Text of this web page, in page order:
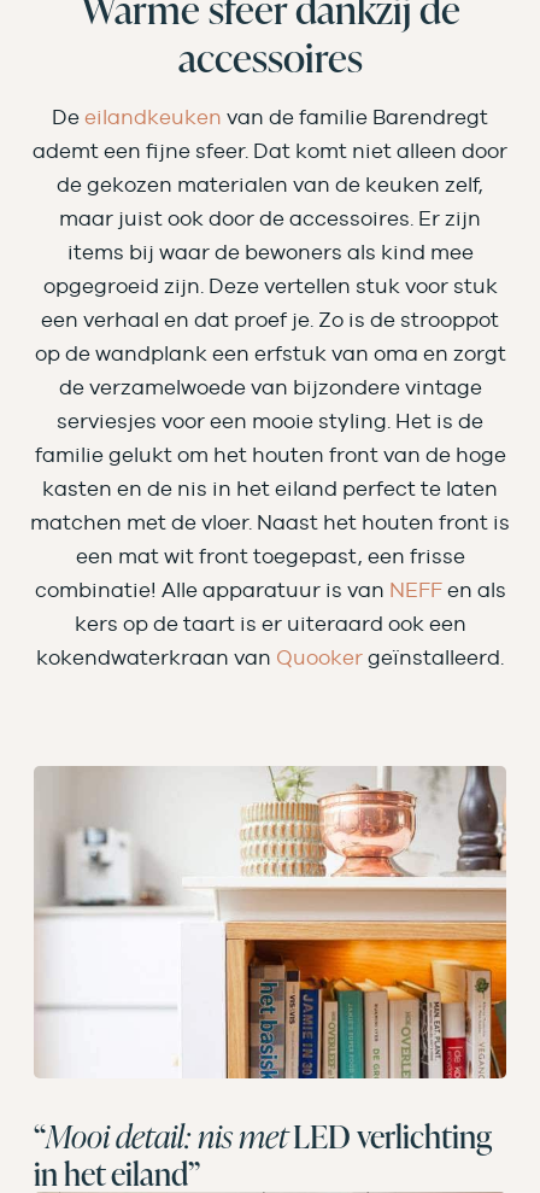
accessoires
De eilandkeuken van de familie Barendregt
ademt een fijne sfeer. Dat komt niet alleen door
de gekozen materialen van de keuken zelf,
maar juist ook door de accessoires. Er zijn
items bij waar de bewoners als kind mee
opgegroeid zijn. Deze vertellen stuk voor stuk
een verhaal en dat proef je. Zo is de strooppot
op de wandplank een erfstuk van oma en zorgt
de verzamelwoede van bijzondere vintage
serviesjes voor een mooie styling. Het is de
familie gelukt om het houten front van de hoge
kasten en de nis in het eiland perfect te laten
matchen met de vloer. Naast het houten front is
een mat wit front toegepast, een frisse
combinatie! Alle apparatuur is van NEFFen als
kers op de taart is er uiteraard ook een
kokendwaterkraan van Quooker geïnstalleerd.
“Mooi detail: nis metLED verlichting
in het eiland”